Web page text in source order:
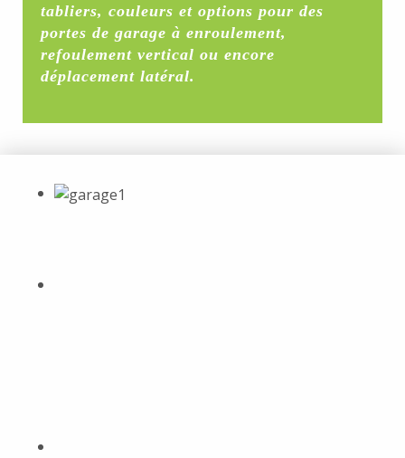
tabliers, couleurs et options pour des
portes de garage à enroulement,
refoulement vertical ou encore
déplacement latéral.